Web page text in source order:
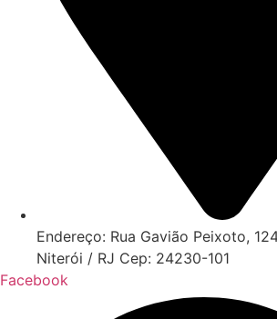
Endereço: Rua Gavião Peixoto,
Niterói / RJ Cep: 24230-101
Facebook